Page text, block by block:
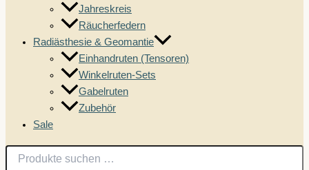
Jahreskreis
Räucherfedern
Radiästhesie & Geomantie
Einhandruten (Tensoren)
Winkelruten-Sets
Gabelruten
Zubehör
Sale
Suchen
nach: